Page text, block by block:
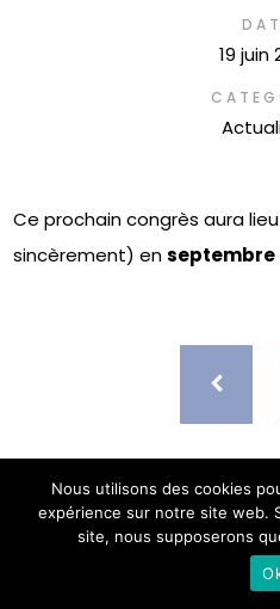
19 juin
Ce prochain congrès aura
sincèrement) enseptembre
Nous utilisons des cookies
expérience sur notre site web.
site, nous supposerons